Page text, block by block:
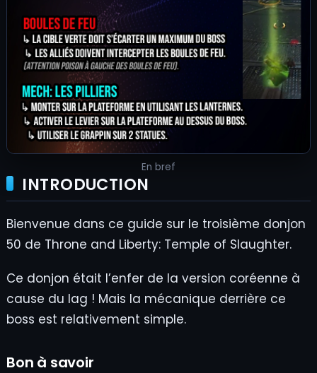
En bref
INTRODUCTION
Bienvenue dans ce guide sur le troisième donjon
50 de Throne and Liberty: Temple of Slaughter.
Ce donjon était l’enfer de la version coréenne à
cause du lag ! Mais la mécanique derrière ce
boss est relativement simple.
Bon à savoir